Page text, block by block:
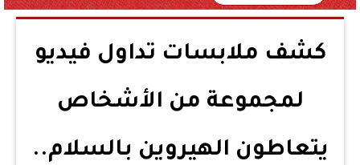
كشف ملابسات تداول فيديو
لمجموعة من الأشخاص
يتعاطون الهيروين بالسلام..